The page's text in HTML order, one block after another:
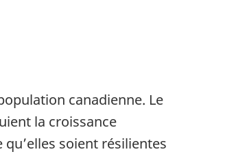
canadienne. Le
la croissance
soient résilientes